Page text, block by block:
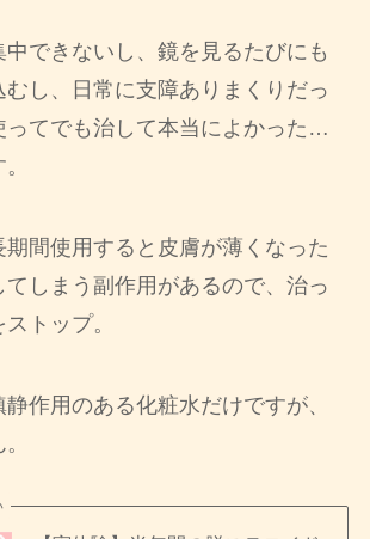
できないし、鏡を見るたびにも
し、日常に支障ありまくりだっ
ってでも治して本当によかった…
間使用すると皮膚が薄くなった
てしまう副作用があるので、治っ
トップ。
作用のある化粧水だけですが、